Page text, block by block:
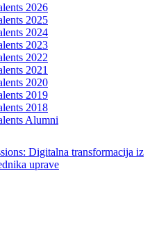
2026
2025
2024
2023
2022
2021
2020
2019
2018
Alumni
Digitalna transformacija iz
uprave